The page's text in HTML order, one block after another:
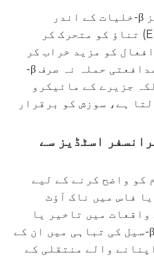
مزید یہ کہ یہ سائٹوکائنز β-خلیات کے اندر
اینڈوپلاسمک ریٹیکولم (ER) تناؤ کو متحرک کر
کو مزید خراب کر
سکتی ہیں۔ یہ کثیر جہتی مدافعتی حملہ نہ صرف β-
جزیرے کے مائیکرو
ہے، سوزش کو برقرار
اسٹڈیز سے
کو واضح کرنے کے لیے
فاس میں ناک آؤٹ
میں تاخیر یا
کمی کو ظاہر کرتی ہے، جو β-سیل کی تباہی میں ان کے
والے منتقلی کے